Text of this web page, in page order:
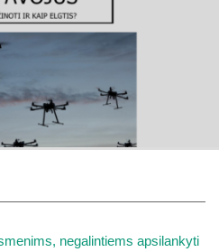
negalintiems apsilankyti